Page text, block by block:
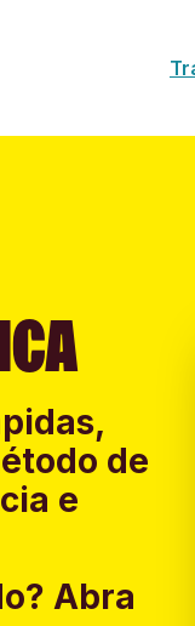
de
e
Abra